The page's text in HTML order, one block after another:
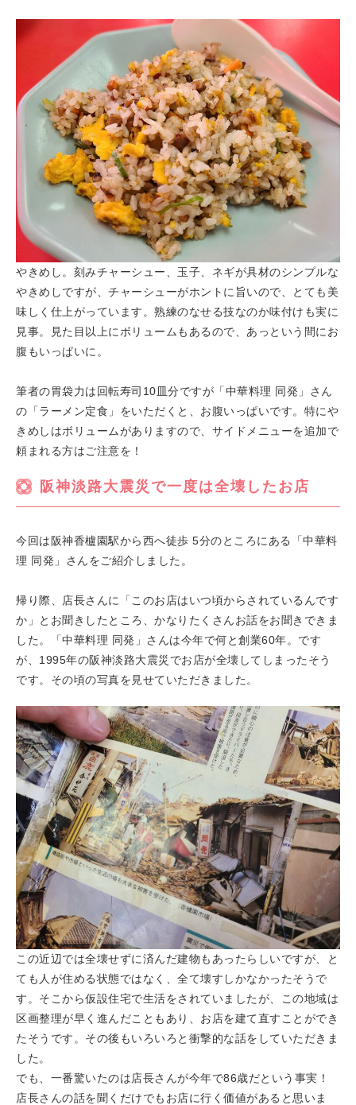
やきめし。刻みチャーシュー、玉子、ネギが具材のシンプルな
やきめしですが、チャーシューがホントに旨いので、とても美
味しく仕上がっています。熟練のなせる技なのか味付けも実に
見事。見た目以上にボリュームもあるので、あっという間にお
腹もいっぱいに。
筆者の胃袋力は回転寿司10皿分ですが「中華料理 同発」さん
の「ラーメン定食」をいただくと、お腹いっぱいです。特にや
きめしはボリュームがありますので、サイドメニューを追加で
頼まれる方はご注意を！
阪神淡路大震災で一度は全壊したお店
今回は阪神香櫨園駅から西へ徒歩 5分のところにある「中華料
理 同発」さんをご紹介しました。
帰り際、店長さんに「このお店はいつ頃からされているんです
か」とお聞きしたところ、かなりたくさんお話をお聞きできま
した。「中華料理 同発」さんは今年で何と創業60年。です
が、1995年の阪神淡路大震災でお店が全壊してしまったそう
です。その頃の写真を見せていただきました。
この近辺では全壊せずに済んだ建物もあったらしいですが、と
ても人が住める状態ではなく、全て壊すしかなかったそうで
す。そこから仮設住宅で生活をされていましたが、この地域は
区画整理が早く進んだこともあり、お店を建て直すことができ
たそうです。その後もいろいろと衝撃的な話をしていただきま
した。
でも、一番驚いたのは店長さんが今年で86歳だという事実！
店長さんの話を聞くだけでもお店に行く価値があると思いま